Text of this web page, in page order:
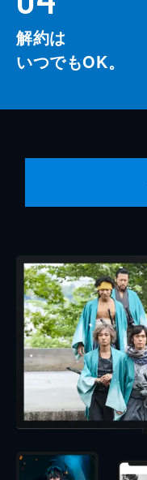
解約は
いつでもOK。